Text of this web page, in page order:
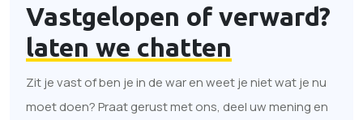
Vastgelopen of verward?
laten we chatten
Zit je vast of ben je in de war en weet je niet wat je nu
moet doen? Praat gerust met ons, deel uw mening en